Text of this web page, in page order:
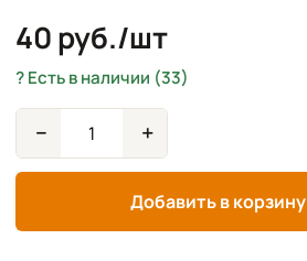
40 руб./шт
Есть в наличии (33)
− +
Добавить в корзину